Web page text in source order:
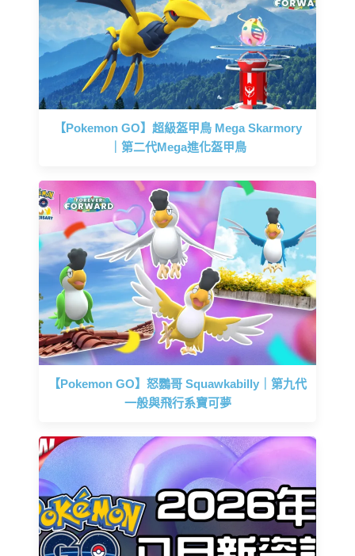
【Pokemon GO】超級盔甲鳥 Mega Skarmory
｜第二代Mega進化盔甲鳥
【Pokemon GO】怒鸚哥 Squawkabilly｜第九代
一般與飛行系寶可夢